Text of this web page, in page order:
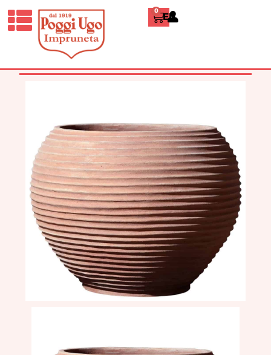
0 ENGLISH
HOME/CLASSICI
ORCI,
PORTAOMBRELLI E CACHE-
POT/ PALLA MILLERIGHE